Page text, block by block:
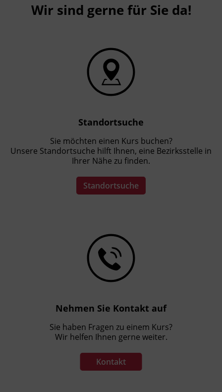
Wir sind gerne für Sie da!
Standortsuche
Sie möchten einen Kurs buchen?
Unsere Standortsuche hilft Ihnen, eine Bezirksstelle in
Ihrer Nähe zu finden.
Standortsuche
Nehmen Sie Kontakt auf
Sie haben Fragen zu einem Kurs?
Wir helfen Ihnen gerne weiter.
Kontakt